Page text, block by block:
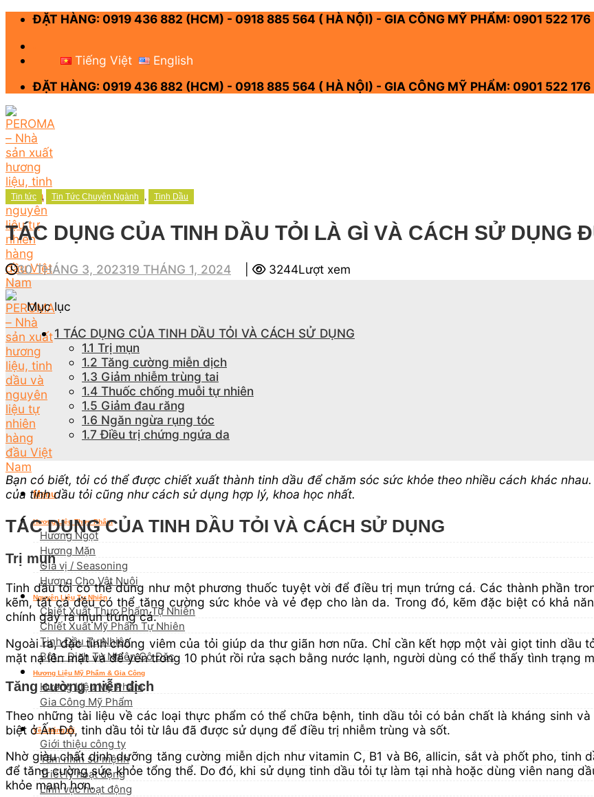
Skip
content
ĐẶT HÀNG: 0919 436 882 (HCM) - 0918 885 564 ( HÀ NỘI) - GIA CÔNG MỸ PHẨM: 0901 522 176
Tiếng Việt
English
ĐẶT HÀNG: 0919 436 882 (HCM) - 0918 885 564 ( HÀ NỘI) - GIA CÔNG MỸ PHẨM: 0901 522 176
Menu
Hương Liệu Thực Phẩm
Hương Ngọt
Hương Mặn
Gia vị / Seasoning
Hương Cho Vật Nuôi
Nguyên Liệu Tự Nhiên
Chiết Xuất Thực Phẩm Tự Nhiên
Chiết Xuất Mỹ Phẩm Tự Nhiên
Tinh Dầu Tự Nhiên
Bột – Dịch Tự Nhiên Cô Đặc
Hương Liệu Mỹ Phẩm & Gia Công
Hương Liệu Mỹ Phẩm
Gia Công Mỹ Phẩm
Về chúng tôi
Giới thiệu công ty
Tầm nhìn sứ mệnh
Triết lý hoạt động
Lĩnh vực hoạt động
Tin tức , Tin Tức Chuyên Ngành Tinh Dầu
TÁC DỤNG CỦA TINH DẦU TỎI LÀ GÌ VÀ CÁCH SỬ DỤNG
30 THÁNG 3, 202319 THÁNG 1, 2024 3244Lượt xem
Mục lục
1 TÁC DỤNG CỦA TINH DẦU TỎI VÀ CÁCH SỬ DỤNG
1.1 Trị mụn
1.2 Tăng cường miễn dịch
1.3 Giảm nhiễm trùng tai
1.4 Thuốc chống muỗi tự nhiên
1.5 Giảm đau răng
1.6 Ngăn ngừa rụng tóc
1.7 Điều trị chứng ngứa da
Bạn có biết, tỏi có thể được chiết xuất thành tinh dầu để chăm sóc sức khỏe theo nhiều cách khác
của tinh dầu tỏi cũng như cách sử dụng hợp lý, khoa học nhất.
TÁC DỤNG CỦA TINH DẦU TỎI VÀ CÁCH SỬ DỤNG
Trị mụn
Tinh dầu tỏi có thể dùng như một phương thuốc tuyệt vời để điều trị mụn trứng cá. Các thành phần
kẽm, tất cả đều có thể tăng cường sức khỏe và vẻ đẹp cho làn da. Trong đó, kẽm đặc biệt có khả
chính gây ra mụn trứng cá.
Ngoài ra, đặc tính chống viêm của tỏi giúp da thư giãn hơn nữa. Chỉ cần kết hợp một vài giọt tinh dầu
mặt nạ lên mặt và để yên trong 10 phút rồi rửa sạch bằng nước lạnh, người dùng có thể thấy tình trạng
Tăng cường miễn dịch
Theo những tài liệu về các loại thực phẩm có thể chữa bệnh, tinh dầu tỏi có bản chất là kháng sinh
biệt ở Ấn Độ, tinh dầu tỏi từ lâu đã được sử dụng để điều trị nhiễm trùng và sốt.
Nhờ giàu chất dinh dưỡng tăng cường miễn dịch như vitamin C, B1 và ​​B6, allicin, sắt và phốt pho, tinh
để tăng cường sức khỏe tổng thể. Do đó, khi sử dụng tinh dầu tỏi tự làm tại nhà hoặc dùng viên nang
khỏe mạnh hơn.